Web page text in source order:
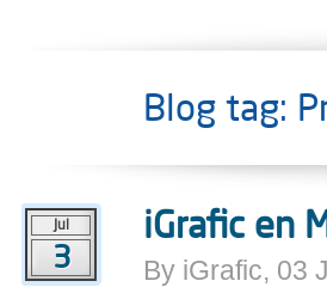
Blog tag:
Jul
3
iGrafic en
By iGrafic, 03